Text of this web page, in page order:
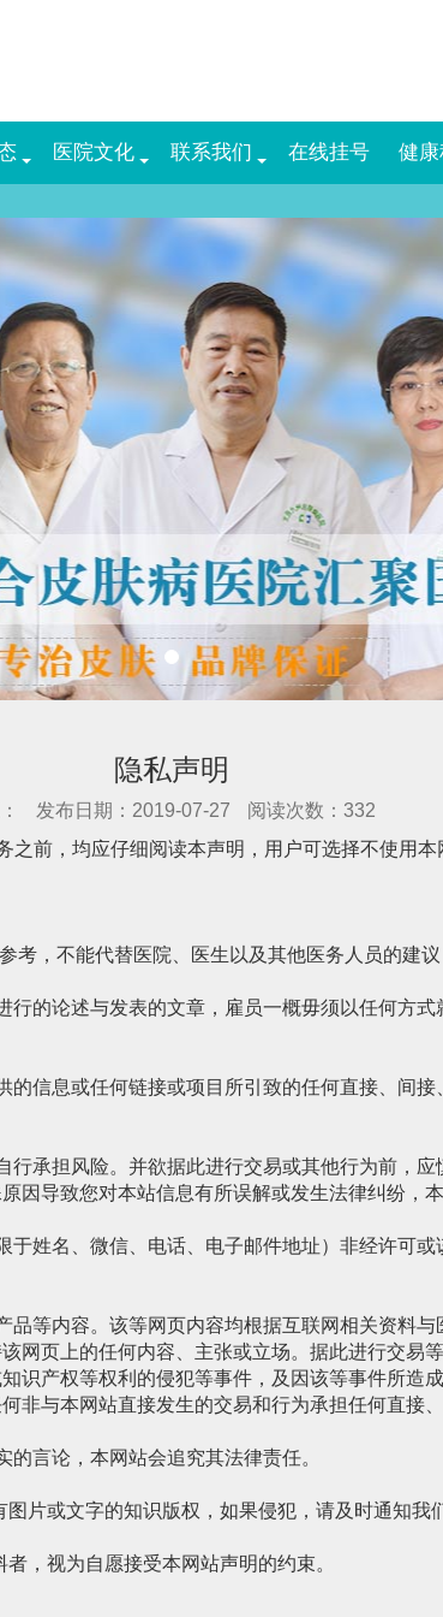
医院文化 联系我们 在线挂号 健
隐私声明
发布日期：2019-07-27 阅读次数： 332
之前，均应仔细阅读本声明，用户可选择不使用
考，不能代替医院、医生以及其他医务人员的建
行的论述与发表的文章，雇员一概毋须以任何方
的信息或任何链接或项目所引致的任何直接、间
行承担风险。并欲据此进行交易或其他行为前，
因导致您对本站信息有所误解或发生法律纠纷，
于姓名、微信、电话、电子邮件地址）非经许可
品等内容。该等网页内容均根据互联网相关资料
网页上的任何内容、主张或立场。据此进行交易
识产权等权利的侵犯等事件，及因该等事件所造
非与本网站直接发生的交易和行为承担任何直接
言论，本网站会追究其法律责任。
片或文字的知识版权，如果侵犯，请及时通知我
，视为自愿接受本网站声明的约束。